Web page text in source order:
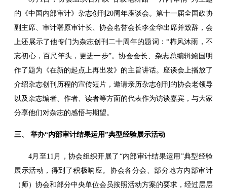
的《中国内部审计》杂志创刊20周年座谈会。第十一届全国政协
副主席、审计署原审计长、协会名誉会长李金华出席并致辞，会
上还展示了他专门为杂志创刊二十周年的题词：“栉风沐雨，不
忘初心，百尺竿头，更进一步”。协会会长、杂志总编辑鲍国明
作了题为《在新的起点上再出发》的主旨讲话。座谈会上播放了
介绍杂志创刊历程的宣传短片，邀请亲历杂志创刊的协会老领导
以及杂志编者、作者、读者等方面的代表作为访谈嘉宾，与大家
分享他们对杂志的感悟与期望。
三、 举办“内部审计结果运用”典型经验展示活动
4月至11月，协会组织开展了“内部审计结果运用”典型经验
展示活动，得到了积极响应。协会各分会、部分地方内部审计
（师）协会和部分中央单位会员按照活动方案的要求，经过层层